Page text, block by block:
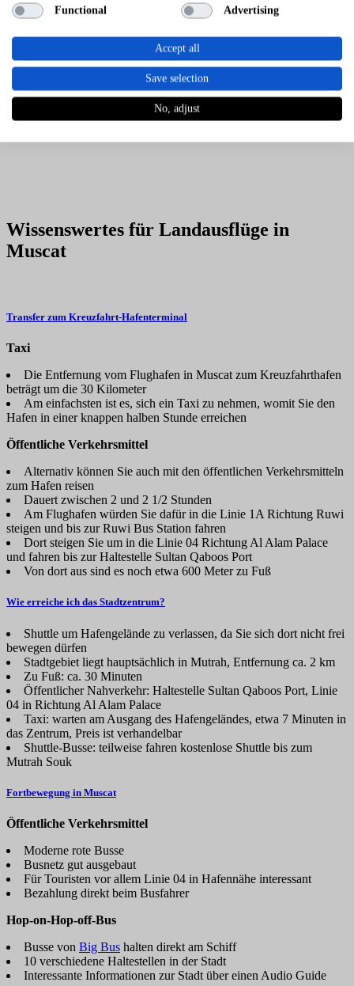
Wissenswertes für Landausflüge in
Muscat
Transfer zum Kreuzfahrt-Hafenterminal
Taxi
Die Entfernung vom Flughafen in Muscat zum Kreuzfahrthafen
beträgt um die 30 Kilometer
Am einfachsten ist es, sich ein Taxi zu nehmen, womit Sie den
Hafen in einer knappen halben Stunde erreichen
Öffentliche Verkehrsmittel
Alternativ können Sie auch mit den öffentlichen Verkehrsmitteln
zum Hafen reisen
Dauert zwischen 2 und 2 1/2 Stunden
Am Flughafen würden Sie dafür in die Linie 1A Richtung Ruwi
steigen und bis zur Ruwi Bus Station fahren
Dort steigen Sie um in die Linie 04 Richtung Al Alam Palace
und fahren bis zur Haltestelle Sultan Qaboos Port
Von dort aus sind es noch etwa 600 Meter zu Fuß
Wie erreiche ich das Stadtzentrum?
Shuttle um Hafengelände zu verlassen, da Sie sich dort nicht frei
bewegen dürfen
Stadtgebiet liegt hauptsächlich in Mutrah, Entfernung ca. 2 km
Zu Fuß: ca. 30 Minuten
Öffentlicher Nahverkehr: Haltestelle Sultan Qaboos Port, Linie
04 in Richtung Al Alam Palace
Taxi: warten am Ausgang des Hafengeländes, etwa 7 Minuten in
das Zentrum, Preis ist verhandelbar
Shuttle-Busse: teilweise fahren kostenlose Shuttle bis zum
Mutrah Souk
Fortbewegung in Muscat
Öffentliche Verkehrsmittel
Moderne rote Busse
Busnetz gut ausgebaut
Für Touristen vor allem Linie 04 in Hafennähe interessant
Bezahlung direkt beim Busfahrer
Hop-on-Hop-off-Bus
Busse von Big Bus halten direkt am Schiff
10 verschiedene Haltestellen in der Stadt
Interessante Informationen zur Stadt über einen Audio Guide
Functional Advertising
Accept all
Save selection
No, adjust